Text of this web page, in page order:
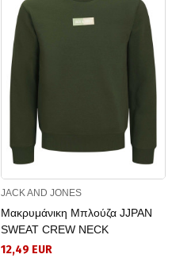
JACK AND JONES
Μακρυμάνικη Μπλούζα JJPAN
SWEAT CREW NECK
12,49 EUR